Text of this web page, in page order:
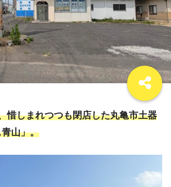
惜しまれつつも閉店した丸亀市土器
山」。